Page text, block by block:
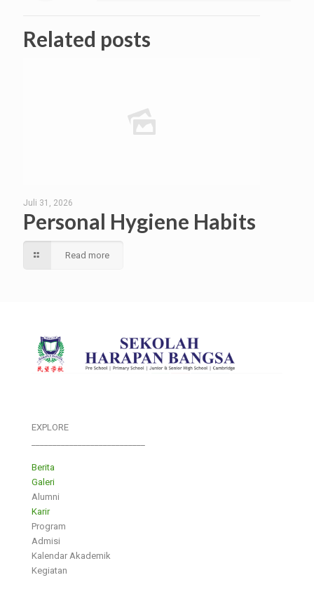
Related posts
Juli 31, 2026
Personal Hygiene Habits
Read more
EXPLORE
Berita
Galeri
Alumni
Karir
Program
Admisi
Kalendar Akademik
Kegiatan